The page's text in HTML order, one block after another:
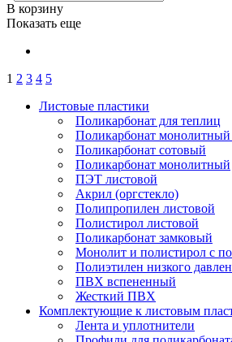
В корзину
Показать еще
1 2 3 4 5
Листовые пластики
Поликарбонат для теплиц
Поликарбонат
Поликарбонат сотовый
Поликарбонат монолитный
ПЭТ листовой
Акрил (оргстекло)
Полипропилен листовой
Полистирол листовой
Поликарбонат замковый
Монолит и полистирол с
Полиэтилен низкого
ПВХ вспененный
Жесткий ПВХ
Комплектующие к листовым
Лента и уплотнители